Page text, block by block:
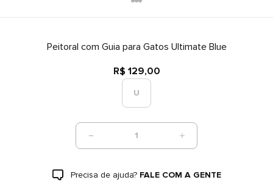
Peitoral com Guia para Gatos Ultimate Blue
R$ 129,00
U
1
Precisa de ajuda? FALE COM A GENTE